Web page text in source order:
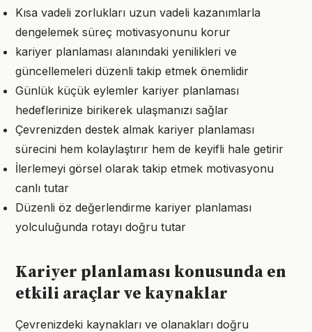
Kısa vadeli zorlukları uzun vadeli kazanımlarla
dengelemek süreç motivasyonunu korur
kariyer planlaması alanındaki yenilikleri ve
güncellemeleri düzenli takip etmek önemlidir
Günlük küçük eylemler kariyer planlaması
hedeflerinize birikerek ulaşmanızı sağlar
Çevrenizden destek almak kariyer planlaması
sürecini hem kolaylaştırır hem de keyifli hale getirir
İlerlemeyi görsel olarak takip etmek motivasyonu
canlı tutar
Düzenli öz değerlendirme kariyer planlaması
yolculuğunda rotayı doğru tutar
Kariyer planlaması konusunda en
etkili araçlar ve kaynaklar
Çevrenizdeki kaynakları ve olanakları doğru